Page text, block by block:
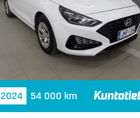
2024 54 000 km